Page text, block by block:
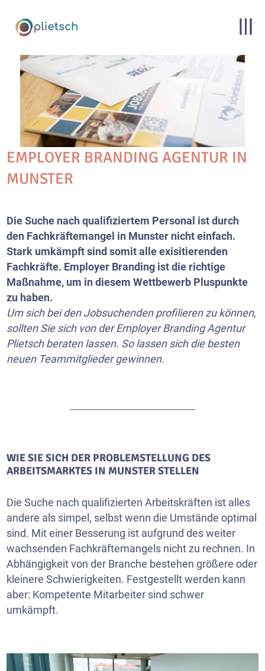
EMPLOYER BRANDING AGENTUR IN
MUNSTER
Die Suche nach qualifiziertem Personal ist durch
den Fachkräftemangel in Munster nicht einfach.
Stark umkämpft sind somit alle exisitierenden
Fachkräfte. Employer Branding ist die richtige
Maßnahme, um in diesem Wettbewerb Pluspunkte
zu haben.
Um sich bei den Jobsuchenden profilieren zu können,
sollten Sie sich von der Employer Branding Agentur
Plietsch beraten lassen. So lassen sich die besten
neuen Teammitglieder gewinnen.
WIE SIE SICH DER PROBLEMSTELLUNG DES
ARBEITSMARKTES IN MUNSTER STELLEN
Die Suche nach qualifizierten Arbeitskräften ist alles
andere als simpel, selbst wenn die Umstände optimal
sind. Mit einer Besserung ist aufgrund des weiter
wachsenden Fachkräftemangels nicht zu rechnen. In
Abhängigkeit von der Branche bestehen größere oder
kleinere Schwierigkeiten. Festgestellt werden kann
aber: Kompetente Mitarbeiter sind schwer
umkämpft.